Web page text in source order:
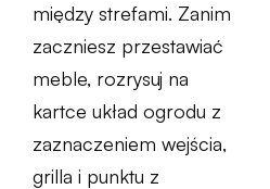
między strefami. Zanim
zaczniesz przestawiać
meble, rozrysuj na
kartce układ ogrodu z
zaznaczeniem wejścia,
grilla i punktu z